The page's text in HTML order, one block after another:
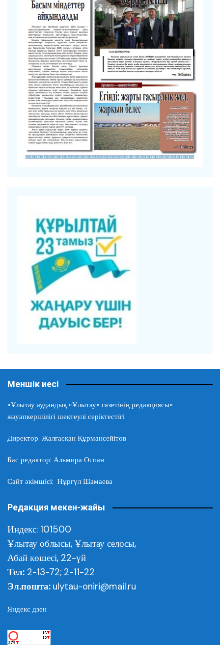
Меншік иесі
«Ұлытау аудандық «Ұлытау» газетінің редакциясы»
жауапкершілігі шектеулі серіктестігі
Директор: Жалғасқан Құрмансейітов
Бас редактор: Альмира Оспан
Сайт әкімшісі: Нұргүл Шамаева
Редакция мекен-жайы
Индекс: 101500
Ұлытау облысы, Ұлытау селосы,
Абай көшесі, 22-үй
Тел: 2-13-72; 2-11-22
Эл.пошта: ulytau-oniri@mail.ru
Яндекс дзен